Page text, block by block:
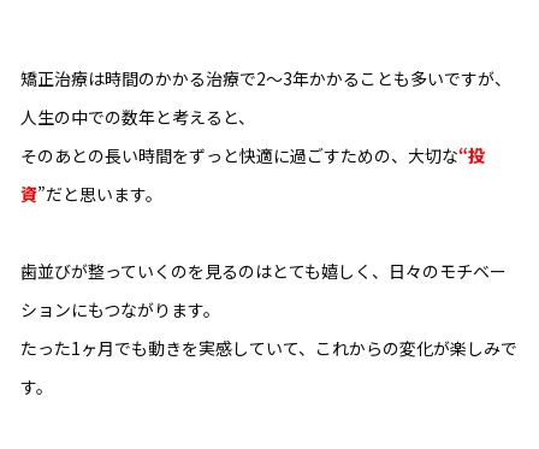
矯正治療は時間のかかる治療で2〜3年かかることも多いですが、
人生の中での数年と考えると、
そのあとの長い時間をずっと快適に過ごすための、大切な“投
資”だと思います。
歯並びが整っていくのを見るのはとても嬉しく、日々のモチベー
ションにもつながります。
たった1ヶ月でも動きを実感していて、これからの変化が楽しみで
す。